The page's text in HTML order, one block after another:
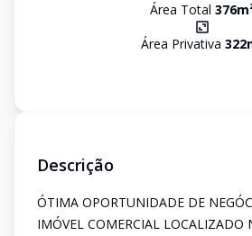
Área Total 376
Área Privativa 322
Descrição
ÓTIMA OPORTUNIDADE DE
IMÓVEL COMERCIAL LOCALIZADO